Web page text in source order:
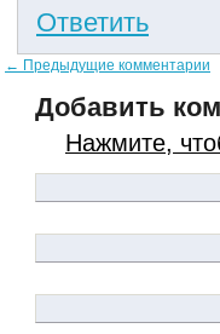
Ответить
← Предыдущие комментарии
Добавить
Нажмите,